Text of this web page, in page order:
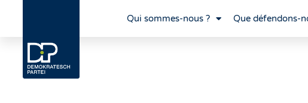
Qui sommes-nous ? Que défendons-